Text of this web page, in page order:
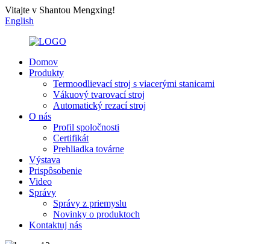
Vitajte v Shantou Mengxing!
English
Domov
Produkty
Termoodlievací stroj s viacerými stanicami
Vákuový tvarovací stroj
Automatický rezací stroj
O nás
Profil spoločnosti
Certifikát
Prehliadka továrne
Výstava
Prispôsobenie
Video
Správy
Správy z priemyslu
Novinky o produktoch
Kontaktuj nás